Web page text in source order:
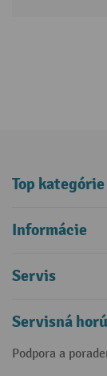
Top kategórie
Informácie
Servis
Servisná
Podpora a